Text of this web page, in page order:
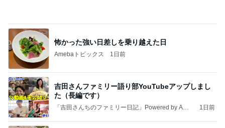
怖かった強い日差しを乗り越えた日
Amebaトピックス 1日前
吉田さんファミリー語り部YouTubeアップしまし
た（長編です）
「吉田さんちのファミリー日記」Powered by Ame
1日前